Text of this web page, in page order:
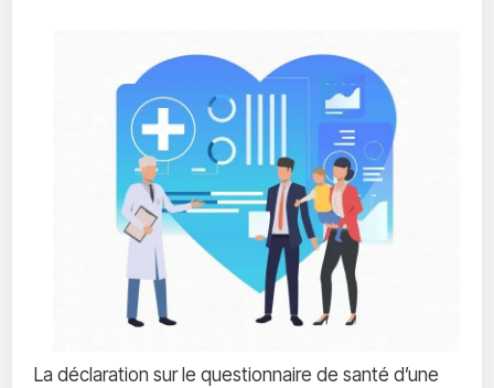
La déclaration sur le questionnaire de santé d’une